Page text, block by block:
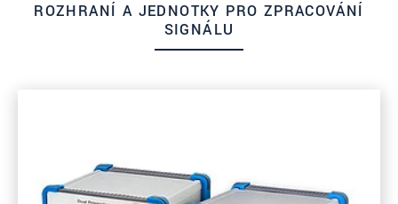
ROZHRANÍ A JEDNOTKY PRO ZPRACOVÁNÍ
SIGNÁLU